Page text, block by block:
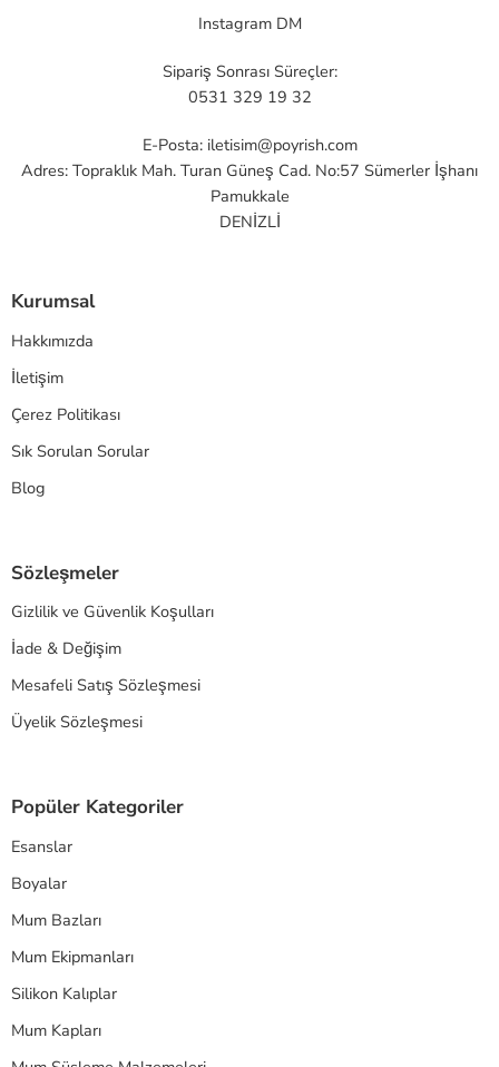
Instagram DM
Sipariş Sonrası Süreçler:
0531 329 19 32
E-Posta: iletisim@poyrish.com
Adres: Topraklık Mah. Turan Güneş Cad. No:57 Sümerler İşhanı
Pamukkale
DENİZLİ
Kurumsal
Hakkımızda
İletişim
Çerez Politikası
Sık Sorulan Sorular
Blog
Sözleşmeler
Gizlilik ve Güvenlik Koşulları
İade & Değişim
Mesafeli Satış Sözleşmesi
Üyelik Sözleşmesi
Popüler Kategoriler
Esanslar
Boyalar
Mum Bazları
Mum Ekipmanları
Silikon Kalıplar
Mum Kapları